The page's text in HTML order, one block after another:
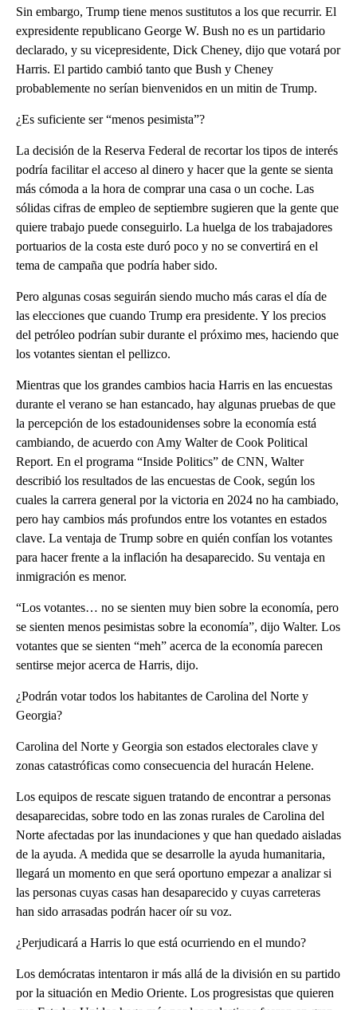
Sin embargo, Trump tiene menos sustitutos a los que recurrir. El
expresidente republicano George W. Bush no es un partidario
declarado, y su vicepresidente, Dick Cheney, dijo que votará por
Harris. El partido cambió tanto que Bush y Cheney
probablemente no serían bienvenidos en un mitin de Trump.
¿Es suficiente ser “menos pesimista”?
La decisión de la Reserva Federal de recortar los tipos de interés
podría facilitar el acceso al dinero y hacer que la gente se sienta
más cómoda a la hora de comprar una casa o un coche. Las
sólidas cifras de empleo de septiembre sugieren que la gente que
quiere trabajo puede conseguirlo. La huelga de los trabajadores
portuarios de la costa este duró poco y no se convertirá en el
tema de campaña que podría haber sido.
Pero algunas cosas seguirán siendo mucho más caras el día de
las elecciones que cuando Trump era presidente. Y los precios
del petróleo podrían subir durante el próximo mes, haciendo que
los votantes sientan el pellizco.
Mientras que los grandes cambios hacia Harris en las encuestas
durante el verano se han estancado, hay algunas pruebas de que
la percepción de los estadounidenses sobre la economía está
cambiando, de acuerdo con Amy Walter de Cook Political
Report. En el programa “Inside Politics” de CNN, Walter
describió los resultados de las encuestas de Cook, según los
cuales la carrera general por la victoria en 2024 no ha cambiado,
pero hay cambios más profundos entre los votantes en estados
clave. La ventaja de Trump sobre en quién confían los votantes
para hacer frente a la inflación ha desaparecido. Su ventaja en
inmigración es menor.
“Los votantes… no se sienten muy bien sobre la economía, pero
se sienten menos pesimistas sobre la economía”, dijo Walter. Los
votantes que se sienten “meh” acerca de la economía parecen
sentirse mejor acerca de Harris, dijo.
¿Podrán votar todos los habitantes de Carolina del Norte y
Georgia?
Carolina del Norte y Georgia son estados electorales clave y
zonas catastróficas como consecuencia del huracán Helene.
Los equipos de rescate siguen tratando de encontrar a personas
desaparecidas, sobre todo en las zonas rurales de Carolina del
Norte afectadas por las inundaciones y que han quedado aisladas
de la ayuda. A medida que se desarrolle la ayuda humanitaria,
llegará un momento en que será oportuno empezar a analizar si
las personas cuyas casas han desaparecido y cuyas carreteras
han sido arrasadas podrán hacer oír su voz.
¿Perjudicará a Harris lo que está ocurriendo en el mundo?
Los demócratas intentaron ir más allá de la división en su partido
por la situación en Medio Oriente. Los progresistas que quieren